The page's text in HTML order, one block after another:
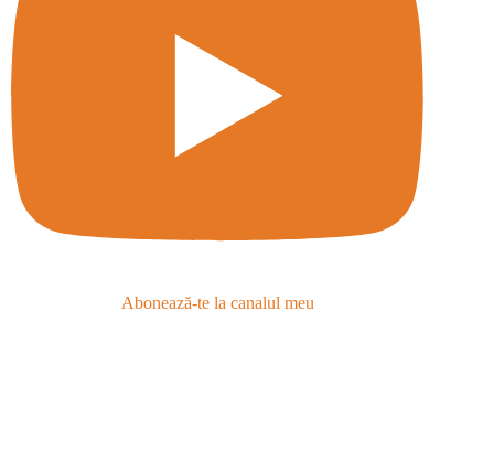
Abonează-te la canalul meu